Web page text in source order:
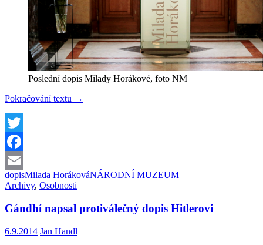
Poslední dopis Milady Horákové, foto NM
Pokračování textu V Národním
Milady
Horákové
→
Twitter
Facebook
Email
dopisMilada HorákováNÁRODNÍ MUZEUM
Archivy, Osobnosti
Gándhí napsal protiválečný dopis Hitlerovi
6.9.2014 Jan Handl